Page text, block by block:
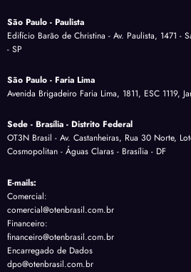
São Paulo - Paulista
Edifício Barão de Christina - Av. Paulista, 1471 -
- SP
São Paulo - Faria Lima
Avenida Brigadeiro Faria Lima, 1811, ESC 1119,
Sede - Brasília - Distrito Federal
OT3N Brasil - Av. Castanheiras, Rua 30 Norte,
Cosmopolitan - Águas Claras - Brasília - DF
E-mails:
Comercial:
comercial@otenbrasil.com.br
Financeiro:
financeiro@otenbrasil.com.br
Encarregado de Dados
dpo@otenbrasil.com.br